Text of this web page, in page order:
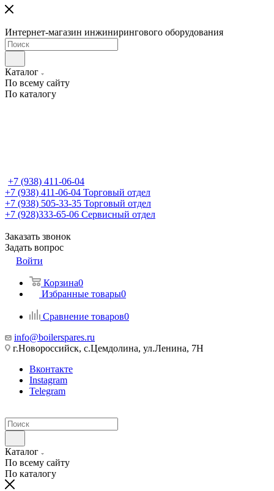
Интернет-магазин инжинирингового оборудования
Каталог
По всему сайту
По каталогу
+7 (938) 411-06-04
+7 (938) 411-06-04 Торговый отдел
+7 (938) 505-33-35 Торговый отдел
+7 (928)333-65-06 Сервисный отдел
Заказать звонок
Задать вопрос
Войти
Корзина0
Избранные товары0
Сравнение товаров0
info@boilerspares.ru
г.Новороссийск, с.Цемдолина, ул.Ленина, 7Н
Вконтакте
Instagram
Telegram
Каталог
По всему сайту
По каталогу